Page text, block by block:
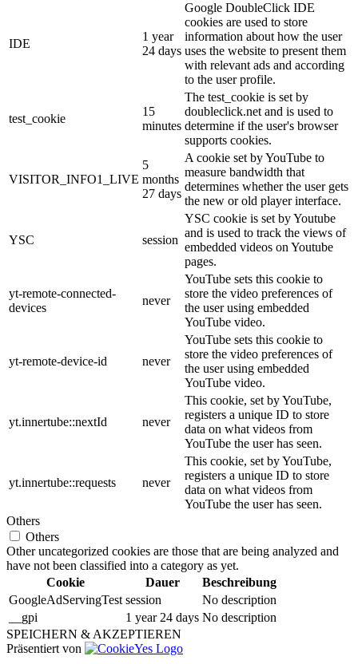
IDE
1 year
24 days
Google DoubleClick IDE
cookies are used to store
information about how the user
uses the website to present them
with relevant ads and according
to the user profile.
test_cookie
15
minutes
The test_cookie is set by
doubleclick.net and is used to
determine if the user's browser
supports cookies.
VISITOR_INFO1_LIVE
5
months
27 days
A cookie set by YouTube to
measure bandwidth that
determines whether the user gets
the new or old player interface.
YSC session
YSC cookie is set by Youtube
and is used to track the views of
embedded videos on Youtube
pages.
yt-remote-connected-
devices
never
YouTube sets this cookie to
store the video preferences of
the user using embedded
YouTube video.
yt-remote-device-id never
YouTube sets this cookie to
store the video preferences of
the user using embedded
YouTube video.
yt.innertube::nextId never
This cookie, set by YouTube,
registers a unique ID to store
data on what videos from
YouTube the user has seen.
yt.innertube::requests never
This cookie, set by YouTube,
registers a unique ID to store
data on what videos from
YouTube the user has seen.
Others
Others
Other uncategorized cookies are those that are being analyzed and
have not been classified into a category as yet.
Cookie
Dauer
Beschreibung
GoogleAdServingTest session
No description
__gpi
1 year 24 days No description
SPEICHERN & AKZEPTIEREN
Präsentiert von